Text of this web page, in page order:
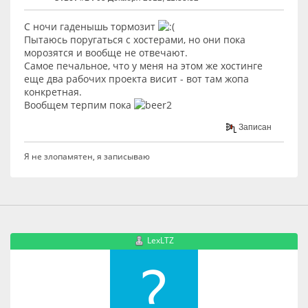
C ночи гаденышь тормозит
Пытаюсь поругаться с хостерами, но они пока
морозятся и вообще не отвечают.
Самое печальное, что у меня на этом же хостинге
еще два рабочих проекта висит - вот там жопа
конкретная.
Вообщем терпим пока
Записан
Я не злопамятен, я записываю
LexLTZ